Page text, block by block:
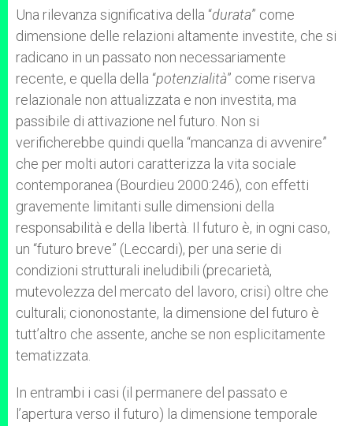
Una rilevanza significativa della “durata” come
dimensione delle relazioni altamente investite, che si
radicano in un passato non necessariamente
recente, e quella della “potenzialità” come riserva
relazionale non attualizzata e non investita, ma
passibile di attivazione nel futuro. Non si
verificherebbe quindi quella “mancanza di avvenire”
che per molti autori caratterizza la vita sociale
contemporanea (Bourdieu 2000:246), con effetti
gravemente limitanti sulle dimensioni della
responsabilità e della libertà. Il futuro è, in ogni caso,
un “futuro breve” (Leccardi), per una serie di
condizioni strutturali ineludibili (precarietà,
mutevolezza del mercato del lavoro, crisi) oltre che
culturali; ciononostante, la dimensione del futuro è
tutt’altro che assente, anche se non esplicitamente
tematizzata.
In entrambi i casi (il permanere del passato e
l’apertura verso il futuro) la dimensione temporale